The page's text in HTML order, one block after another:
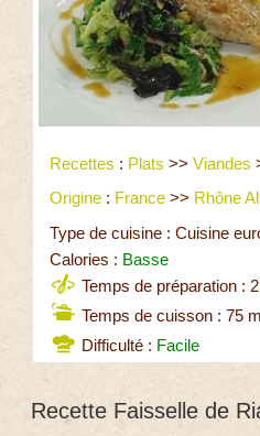
Recettes : Plats >> Viandes
Origine : France >> Rhône
Type de cuisine : Cuisine
Calories : Basse
Temps de préparation :
Temps de cuisson : 75
Difficulté : Facile
Recette Faisselle de